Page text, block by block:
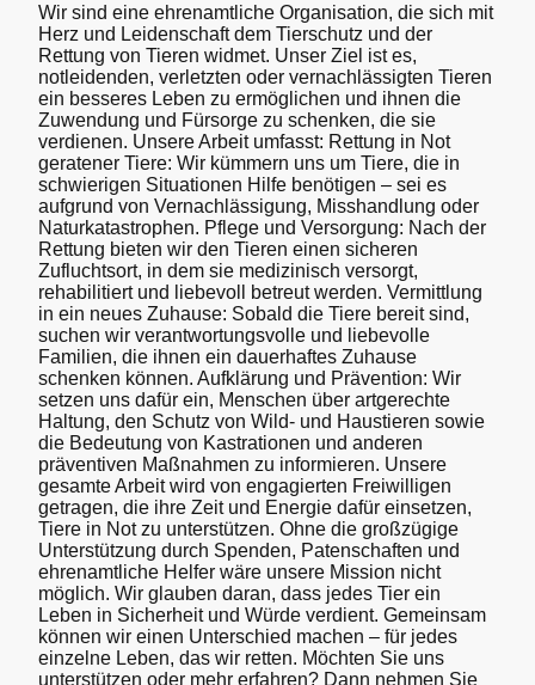
Wir sind eine ehrenamtliche Organisation, die sich mit
Herz und Leidenschaft dem Tierschutz und der
Rettung von Tieren widmet. Unser Ziel ist es,
notleidenden, verletzten oder vernachlässigten Tieren
ein besseres Leben zu ermöglichen und ihnen die
Zuwendung und Fürsorge zu schenken, die sie
verdienen. Unsere Arbeit umfasst: Rettung in Not
geratener Tiere: Wir kümmern uns um Tiere, die in
schwierigen Situationen Hilfe benötigen – sei es
aufgrund von Vernachlässigung, Misshandlung oder
Naturkatastrophen. Pflege und Versorgung: Nach der
Rettung bieten wir den Tieren einen sicheren
Zufluchtsort, in dem sie medizinisch versorgt,
rehabilitiert und liebevoll betreut werden. Vermittlung
in ein neues Zuhause: Sobald die Tiere bereit sind,
suchen wir verantwortungsvolle und liebevolle
Familien, die ihnen ein dauerhaftes Zuhause
schenken können. Aufklärung und Prävention: Wir
setzen uns dafür ein, Menschen über artgerechte
Haltung, den Schutz von Wild- und Haustieren sowie
die Bedeutung von Kastrationen und anderen
präventiven Maßnahmen zu informieren. Unsere
gesamte Arbeit wird von engagierten Freiwilligen
getragen, die ihre Zeit und Energie dafür einsetzen,
Tiere in Not zu unterstützen. Ohne die großzügige
Unterstützung durch Spenden, Patenschaften und
ehrenamtliche Helfer wäre unsere Mission nicht
möglich. Wir glauben daran, dass jedes Tier ein
Leben in Sicherheit und Würde verdient. Gemeinsam
können wir einen Unterschied machen – für jedes
einzelne Leben, das wir retten. Möchten Sie uns
unterstützen oder mehr erfahren? Dann nehmen Sie